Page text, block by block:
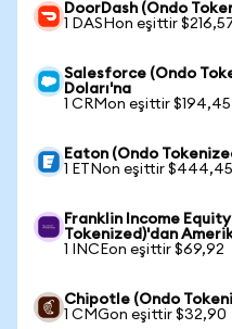
DoorDash (Ondo
1 DASHon eşittir
Salesforce (Ondo
Doları'na
1 CRMon eşittir $194,45
Eaton (Ondo
1 ETNon eşittir $444,45
Franklin Income
Tokenized)'dan
1 INCEon eşittir $69,92
Chipotle (Ondo
1 CMGon eşittir $32,90